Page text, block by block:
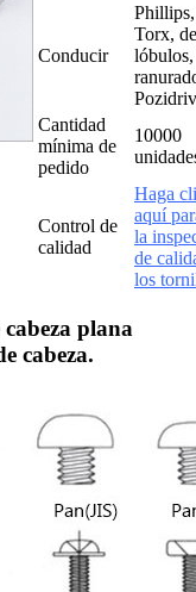
Conducir
Phillips,
Torx,
lóbulos,
Pozidriv
Cantidad
mínima de
pedido
10000
Control de
calidad
Haga
aquí
la
de
los
plana
cabeza.